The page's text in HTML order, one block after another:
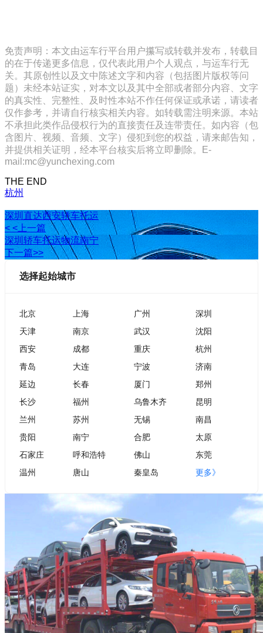
免责声明：本文由运车行平台用户攥写或转载并发布，转载目
的在于传递更多信息，仅代表此用户个人观点，与运车行无
关。其原创性以及文中陈述文字和内容（包括图片版权等问
题）未经本站证实，对本文以及其中全部或者部分内容、文字
的真实性、完整性、及时性本站不作任何保证或承诺，请读者
仅作参考，并请自行核实相关内容。如转载需注明来源。本站
不承担此类作品侵权行为的直接责任及连带责任。如内容（包
含图片、视频、音频、文字）侵犯到您的权益，请来邮告知，
并提供相关证明，经本平台核实后将立即删除。E-
mail:mc@yunchexing.com
THE END
杭州
深圳直达西安轿车托运
< <上一篇
深圳轿车托运物流南宁
下一篇>>
选择起始城市
北京 上海 广州
深圳
天津
南京 武汉
沈阳
西安
成都 重庆
杭州
青岛
大连 宁波
济南
延边
长春 厦门
郑州
长沙
福州 乌鲁木齐
昆明
兰州
苏州 无锡
南昌
贵阳
南宁 合肥
太原
石家庄
呼和浩特 佛山
东莞
温州
唐山 秦皇岛 更多》